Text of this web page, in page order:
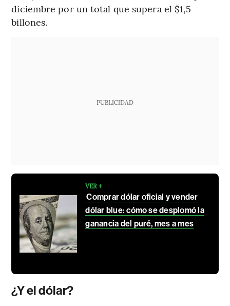
diciembre por un total que supera el $1,5
billones.
PUBLICIDAD
VER +
Comprar dólar oficial y vender
dólar blue: cómo se desplomó la
ganancia del puré, mes a mes
¿Y el dólar?